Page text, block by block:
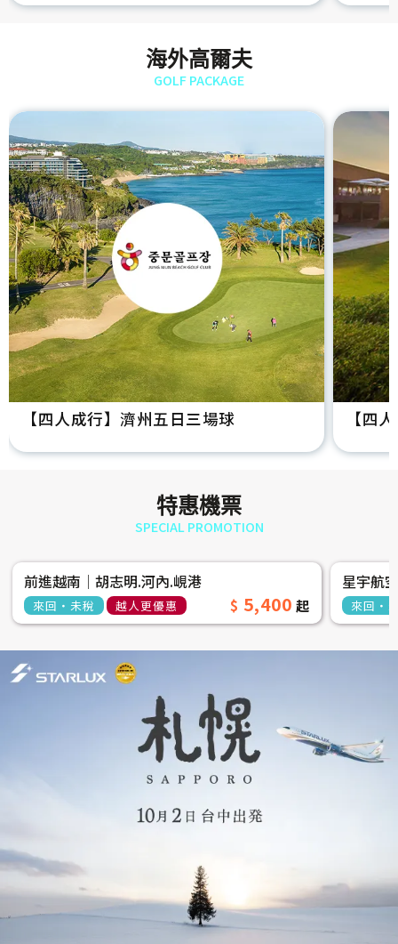
海外高爾夫
GOLF PACKAGE
【四人成行】濟州五日三場球 【四
特惠機票
SPECIAL PROMOTION
前進越南│胡志明.河內.峴港
來回‧未稅 越人更優惠 5,400
星宇航
來回‧